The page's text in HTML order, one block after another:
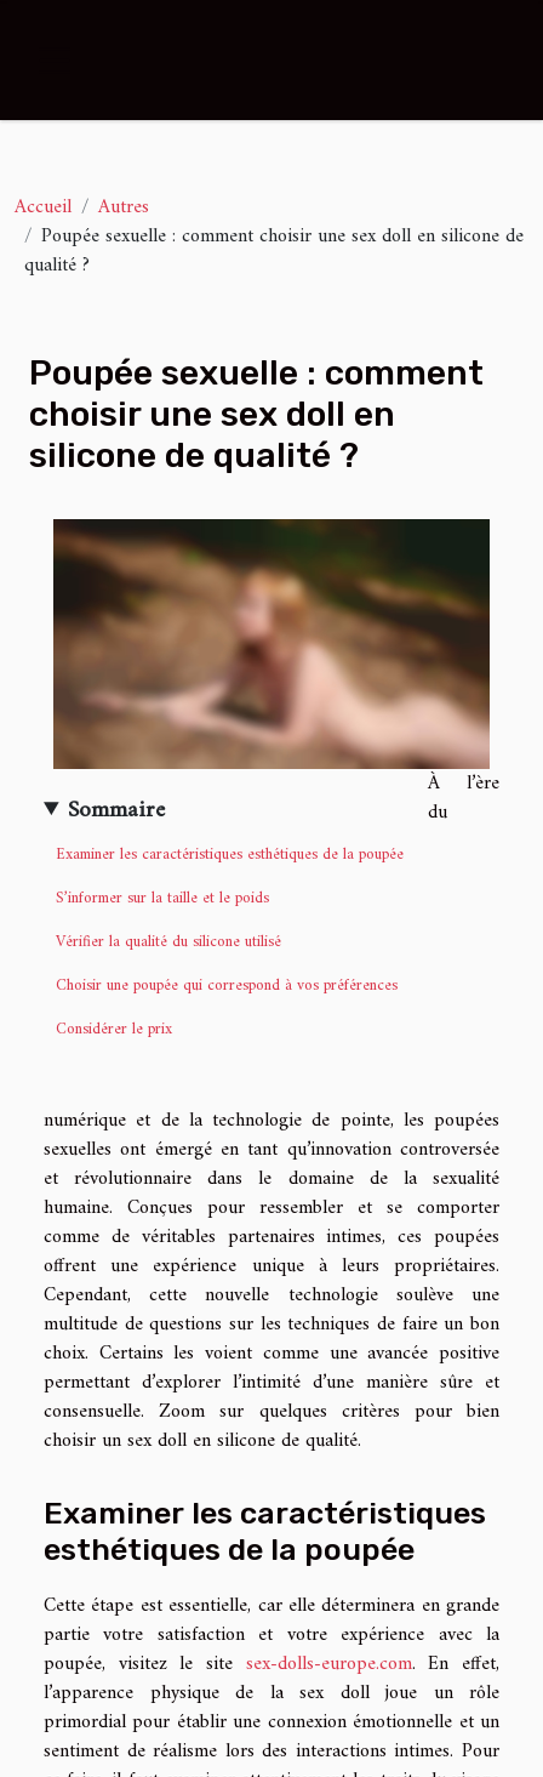
Accueil
Autres
Poupée sexuelle : comment choisir une sex doll en silicone de
qualité ?
Poupée sexuelle : comment
choisir une sex doll en
silicone de qualité ?
Sommaire
Examiner les caractéristiques esthétiques de la poupée
S’informer sur la taille et le poids
Vérifier la qualité du silicone utilisé
Choisir une poupée qui correspond à vos préférences
Considérer le prix
À l’ère
du
numérique et de la technologie de pointe, les poupées
sexuelles ont émergé en tant qu’innovation controversée
et révolutionnaire dans le domaine de la sexualité
humaine. Conçues pour ressembler et se comporter
comme de véritables partenaires intimes, ces poupées
offrent une expérience unique à leurs propriétaires.
Cependant, cette nouvelle technologie soulève une
multitude de questions sur les techniques de faire un bon
choix. Certains les voient comme une avancée positive
permettant d’explorer l’intimité d’une manière sûre et
consensuelle. Zoom sur quelques critères pour bien
choisir un sex doll en silicone de qualité.
Examiner les caractéristiques
esthétiques de la poupée
Cette étape est essentielle, car elle déterminera en grande
partie votre satisfaction et votre expérience avec la
poupée, visitez le site sex-dolls-europe.com. En effet,
l’apparence physique de la sex doll joue un rôle
primordial pour établir une connexion émotionnelle et un
sentiment de réalisme lors des interactions intimes. Pour